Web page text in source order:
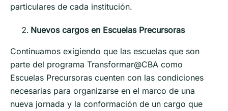
particulares de cada institución.
Nuevos cargos en Escuelas Precursoras
Continuamos exigiendo que las escuelas que son
parte del programa Transformar@CBA como
Escuelas Precursoras cuenten con las condiciones
necesarias para organizarse en el marco de una
nueva jornada y la conformación de un cargo que